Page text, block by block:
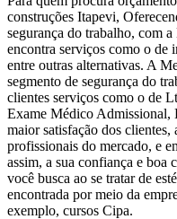
construções Itapevi,
segurança do trabalho, com
encontra serviços como o de
entre outras alternativas. A
segmento de segurança do
clientes serviços como o de
Exame Médico Admissional,
maior satisfação dos clientes,
profissionais do mercado, e
assim, a sua confiança e boa
você busca ao se tratar de
encontrada por meio da
exemplo, cursos Cipa.